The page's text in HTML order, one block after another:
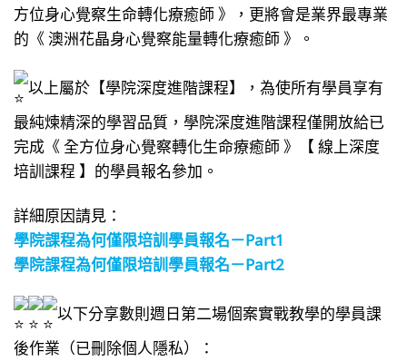
方位身心覺察生命轉化療癒師 》，更將會是業界最專業
的《 澳洲花晶身心覺察能量轉化療癒師 》。
以上屬於【學院深度進階課程】，為使所有學員享有
最純煉精深的學習品質，學院深度進階課程僅開放給已
完成《 全方位身心覺察轉化生命療癒師 》【 線上深度
培訓課程 】的學員報名參加。
詳細原因請見：
學院課程為何僅限培訓學員報名－Part1
學院課程為何僅限培訓學員報名－Part2
以下分享數則週日第二場個案實戰教學的學員課
後作業（已刪除個人隱私）：